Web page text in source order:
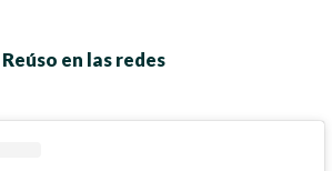
Reúso en las redes